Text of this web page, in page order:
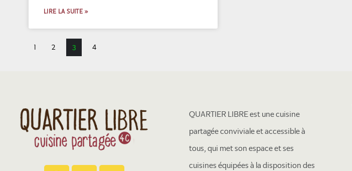
LIRE LA SUITE »
1 2 3 4
QUARTIER LIBRE est une cuisine
partagée conviviale et accessible à
tous, qui met son espace et ses
cuisines équipées à la disposition des